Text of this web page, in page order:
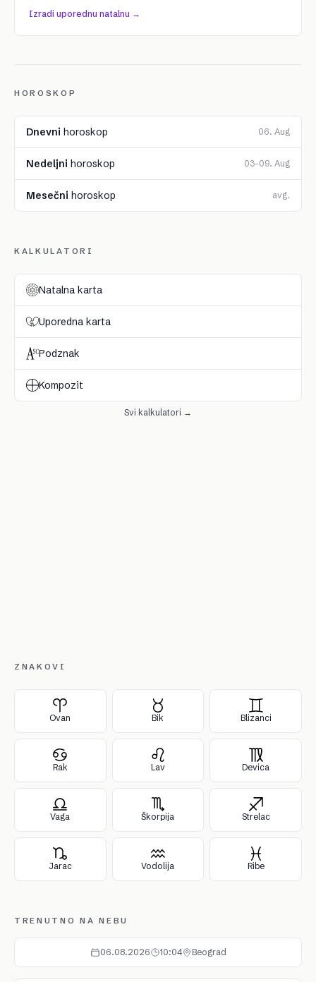
Izradi uporednu natalnu →
HOROSKOP
Dnevni horoskop 06. Aug
Nedeljni horoskop 03–09. Aug
Mesečni horoskop avg.
KALKULATORI
Natalna karta
Uporedna karta
Podznak
Kompozit
Svi kalkulatori →
ZNAKOVI
Ovan Bik Blizanci
Rak Lav Devica
Vaga Škorpija Strelac
Jarac Vodolija Ribe
TRENUTNO NA NEBU
06.08.2026 10:04 Beograd